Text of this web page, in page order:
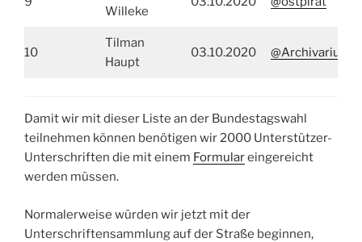
Willeke
10
Tilman
Haupt
03.10.2020 @ArchivariusL
Damit wir mit dieser Liste an der Bundestagswahl
teilnehmen können benötigen wir 2000 Unterstützer-
Unterschriften die mit einem Formulareingereicht
werden müssen.
Normalerweise würden wir jetzt mit der
Unterschriftensammlung auf der Straße beginnen,